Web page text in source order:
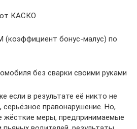
КАСКО
(коэффициент бонус-малус) по
без сварки своими руками
если в результате её никто не
правонарушение. Но,
жёсткие меры, предпринимаемые